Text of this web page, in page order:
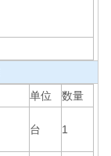
单位
数量
台 1